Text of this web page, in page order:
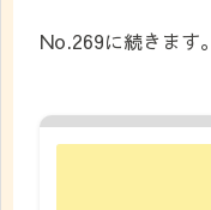
No.269に続きます。